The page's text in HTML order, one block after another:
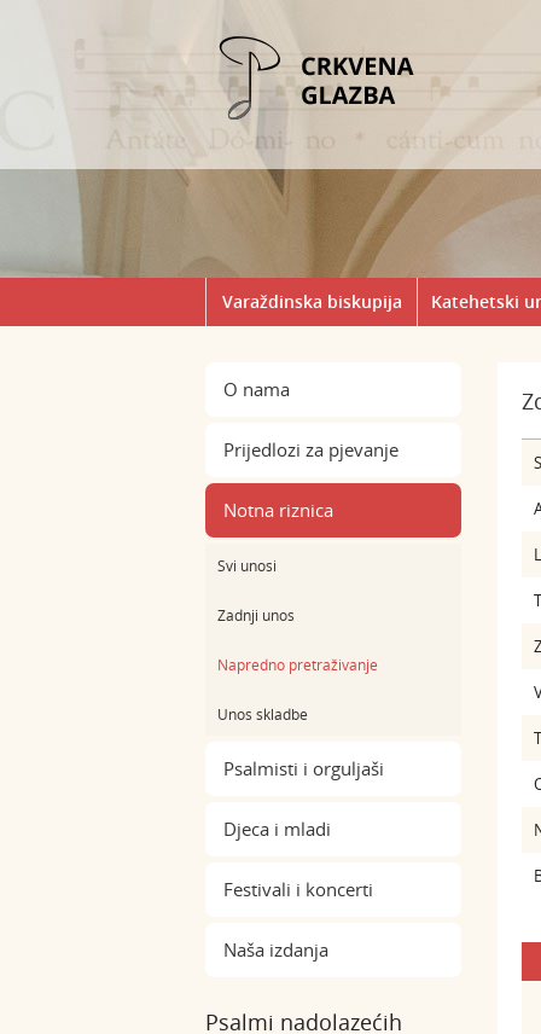
Varaždinska biskupija Katehetski
O nama
Prijedlozi za pjevanje
Notna riznica
Svi unosi
Zadnji unos
Napredno pretraživanje
Unos skladbe
Psalmisti i orguljaši
Djeca i mladi
Festivali i koncerti
Naša izdanja
Psalmi nadolazećih